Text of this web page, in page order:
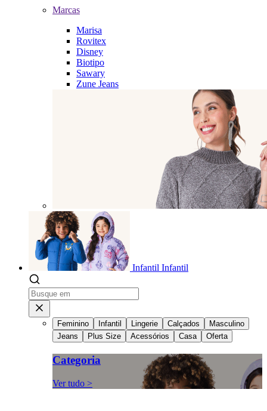
Marcas
Marisa
Rovitex
Disney
Biotipo
Sawary
Zune Jeans
Infantil Infantil
Feminino Infantil Lingerie Calçados
Masculino
Jeans
Plus Size Acessórios Casa Oferta
Categoria
Ver tudo >